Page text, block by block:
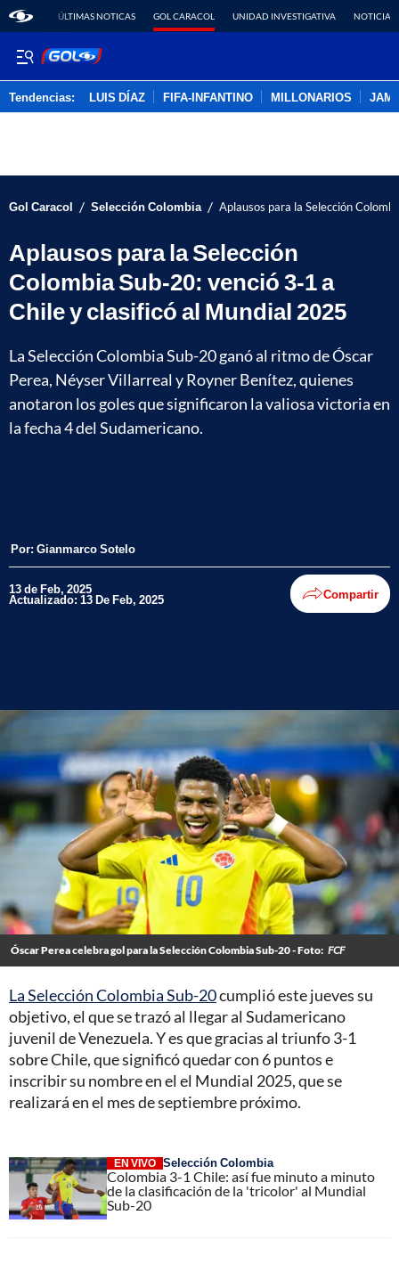
ÚLTIMAS NOTICAS GOL CARACOL UNIDAD INVESTIGATIVA NOTICIAS
Tendencias: LUIS DÍAZ FIFA-INFANTINO MILLONARIOS
Gol Caracol / Selección Colombia / Aplausos para la Selección
Aplausos para la Selección
Colombia Sub-20: venció 3-1 a
Chile y clasificó al Mundial 2025
La Selección Colombia Sub-20 ganó al ritmo de Óscar
Perea, Néyser Villarreal y Royner Benítez, quienes
anotaron los goles que significaron la valiosa victoria en
la fecha 4 del Sudamericano.
Por: Gianmarco Sotelo
13 de Feb, 2025
Actualizado: 13 De Feb, 2025 Compartir
Óscar Perea celebra gol para la Selección Colombia Sub-20 - Foto: FCF
La Selección Colombia Sub-20cumplió este jueves su
objetivo, el que se trazó al llegar al Sudamericano
juvenil de Venezuela. Y es que gracias al triunfo 3-1
sobre Chile, que significó quedar con 6 puntos e
inscribir su nombre en el el Mundial 2025, que se
realizará en el mes de septiembre próximo.
EN VIVO Selección Colombia
Colombia 3-1 Chile: así fue minuto a minuto
de la clasificación de la 'tricolor' al Mundial
Sub-20